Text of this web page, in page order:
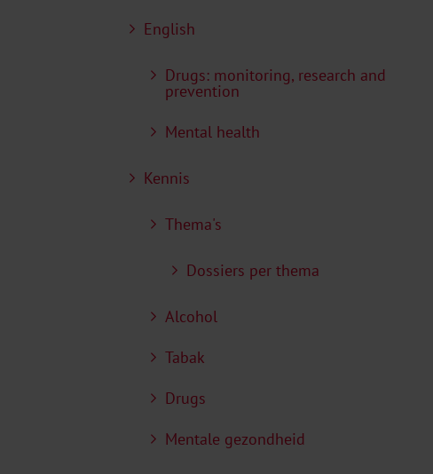
English
Drugs: monitoring, research and
prevention
Mental health
Kennis
Thema's
Dossiers per thema
Alcohol
Tabak
Drugs
Mentale gezondheid